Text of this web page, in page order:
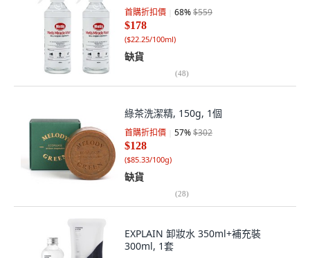
首購折扣價 68%$559
$178
($22.25/100ml)
缺貨
(48)
綠茶洗潔精, 150g, 1個
首購折扣價 57%$302
$128
($85.33/100g)
缺貨
(28)
EXPLAIN 卸妝水 350ml+補充裝
300ml, 1套